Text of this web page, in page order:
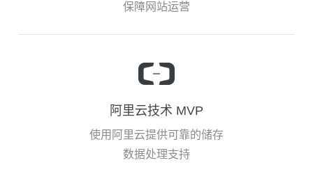
保障网站运营
阿里云技术 MVP
使用阿里云提供可靠的储存
数据处理支持